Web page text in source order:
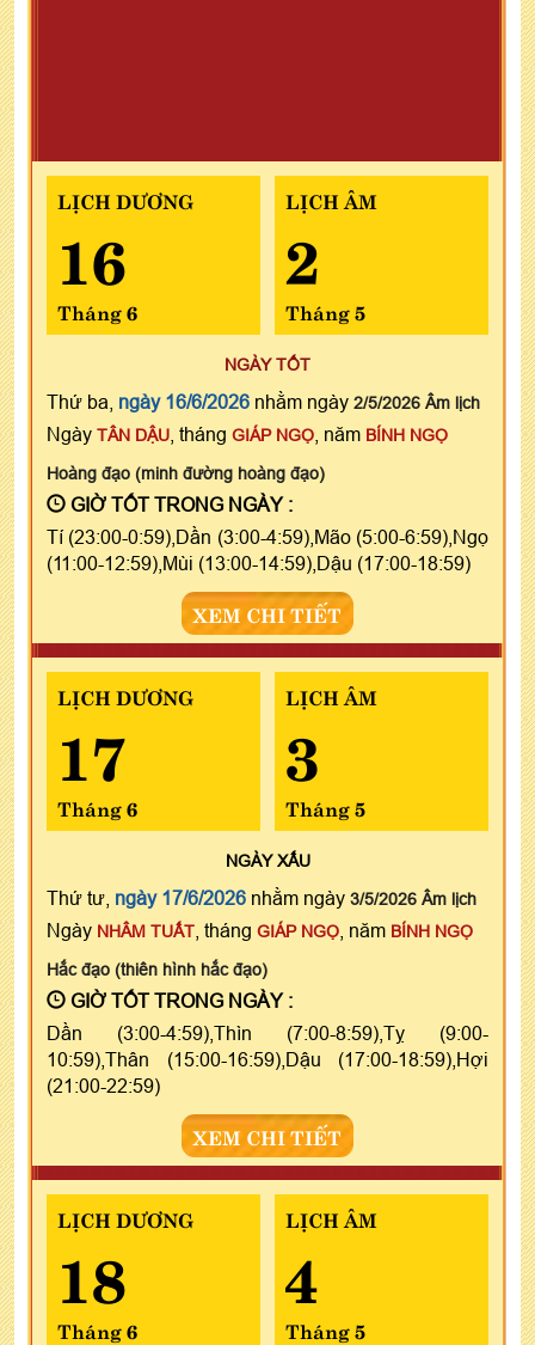
LỊCH DƯƠNG
16
Tháng 6
LỊCH ÂM
2
Tháng 5
NGÀY TỐT
Thứ ba, ngày 16/6/2026 nhằm ngày 2/5/2026 Âm lịch
Ngày TÂN DẬU , tháng GIÁP NGỌ , năm BÍNH NGỌ
Hoàng đạo (minh đường hoàng đạo)
GIỜ TỐT TRONG NGÀY :
Tí (23:00-0:59),Dần (3:00-4:59),Mão (5:00-6:59),Ngọ
(11:00-12:59),Mùi (13:00-14:59),Dậu (17:00-18:59)
XEM CHI TIẾT
LỊCH DƯƠNG
17
Tháng 6
LỊCH ÂM
3
Tháng 5
NGÀYXẤU
Thứ tư, ngày 17/6/2026 nhằm ngày 3/5/2026 Âm lịch
Ngày NHÂM TUẤT , tháng GIÁP NGỌ , năm BÍNH NGỌ
Hắc đạo (thiên hình hắc đạo)
GIỜ TỐT TRONG NGÀY :
Dần (3:00-4:59),Thìn (7:00-8:59),Tỵ (9:00-
10:59),Thân (15:00-16:59),Dậu (17:00-18:59),Hợi
(21:00-22:59)
XEM CHI TIẾT
LỊCH DƯƠNG
18
Tháng 6
LỊCH ÂM
4
Tháng 5